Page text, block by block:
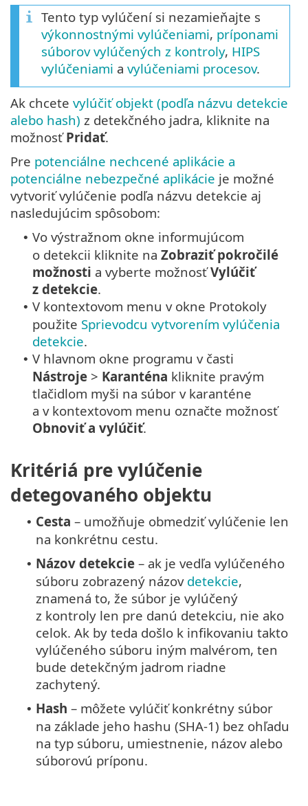
Tento typ vylúčení si nezamieňajte s
výkonnostnými vylúčeniami, príponami
súborov vylúčených z kontroly, HIPS
vylúčeniami a vylúčeniami procesov.
Ak chcete vylúčiť objekt (podľa názvu detekcie
alebo hash) z detekčného jadra, kliknite na
možnosťPridať.
Pre potenciálne nechcené aplikácie a
potenciálne nebezpečné aplikácie je možné
vytvoriť vylúčenie podľa názvu detekcie aj
nasledujúcim spôsobom:
• Vo výstražnom okne informujúcom
o detekcii kliknite na Zobraziť pokročilé
možnosti a vyberte možnosťVylúčiť
z detekcie.
• V kontextovom menu v okne Protokoly
použite Sprievodcu vytvorením vylúčenia
detekcie.
• V hlavnom okne programu v časti
Nástroje > Karanténa kliknite pravým
tlačidlom myši na súbor v karanténe
a v kontextovom menu označte možnosť
Obnoviť a vylúčiť.
Kritériá pre vylúčenie
detegovaného objektu
• Cesta – umožňuje obmedziť vylúčenie len
na konkrétnu cestu.
• Názov detekcie – ak je vedľa vylúčeného
súboru zobrazený názov detekcie,
znamená to, že súbor je vylúčený
z kontroly len pre danú detekciu, nie ako
celok. Ak by teda došlo k infikovaniu takto
vylúčeného súboru iným malvérom, ten
bude detekčným jadrom riadne
zachytený.
• Hash – môžete vylúčiť konkrétny súbor
na základe jeho hashu (SHA-1) bez ohľadu
na typ súboru, umiestnenie, názov alebo
súborovú príponu.